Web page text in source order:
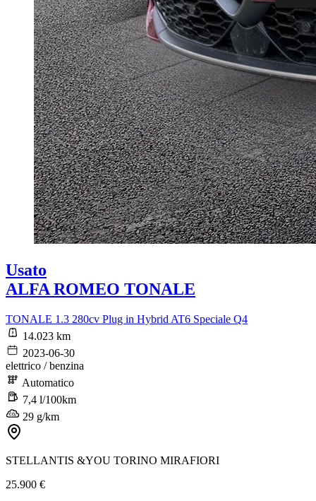
Usato
ALFA ROMEO TONALE
TONALE 1.3 280cv Plug in Hybrid AT6 Speciale Q4
14.023 km
2023-06-30
elettrico / benzina
Automatico
7,4 l/100km
29 g/km
STELLANTIS &YOU TORINO MIRAFIORI
25.900 €